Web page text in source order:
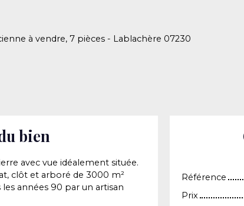
à vendre, 7 pièces - Lablachère 07230
bien
avec vue idéalement située.
clôt et arboré de 3000 m²
années 90 par un artisan
Référence
Prix